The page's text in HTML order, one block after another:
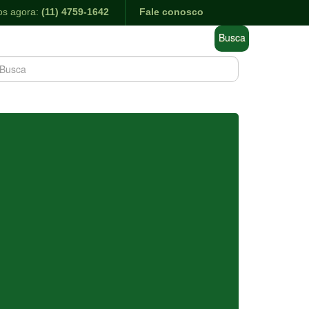
Fale conosco
agora: (11) 4759-1642
Busca